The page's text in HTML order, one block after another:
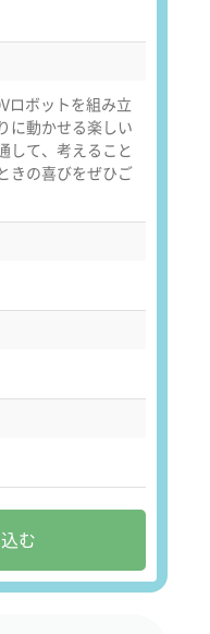
ロボットを組み立
に動かせる楽しい
して、考えること
きの喜びをぜひご
む